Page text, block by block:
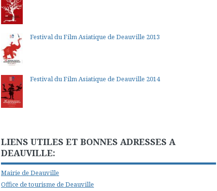
Festival du Film Asiatique de Deauville 2013
Festival du Film Asiatique de Deauville 2014
LIENS UTILES ET BONNES ADRESSES A
DEAUVILLE:
Mairie de Deauville
Office de tourisme de Deauville